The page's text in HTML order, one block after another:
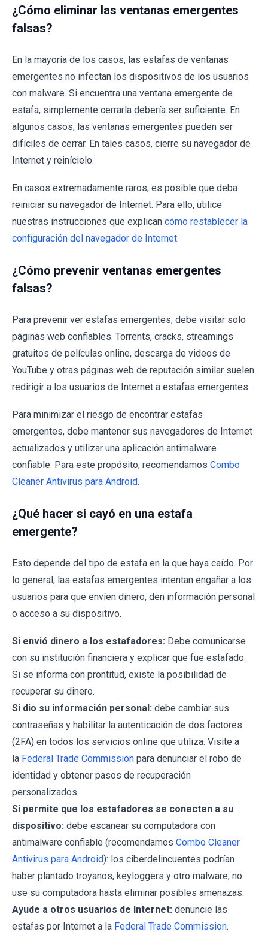
¿Cómo eliminar las ventanas emergentes
falsas?
En la mayoría de los casos, las estafas de ventanas
emergentes no infectan los dispositivos de los usuarios
con malware. Si encuentra una ventana emergente de
estafa, simplemente cerrarla debería ser suficiente. En
algunos casos, las ventanas emergentes pueden ser
difíciles de cerrar. En tales casos, cierre su navegador de
Internet y reinícielo.
En casos extremadamente raros, es posible que deba
reiniciar su navegador de Internet. Para ello, utilice
nuestras instrucciones que explican cómo restablecer la
configuración del navegador de Internet.
¿Cómo prevenir ventanas emergentes
falsas?
Para prevenir ver estafas emergentes, debe visitar solo
páginas web confiables. Torrents, cracks, streamings
gratuitos de películas online, descarga de videos de
YouTube y otras páginas web de reputación similar suelen
redirigir a los usuarios de Internet a estafas emergentes.
Para minimizar el riesgo de encontrar estafas
emergentes, debe mantener sus navegadores de Internet
actualizados y utilizar una aplicación antimalware
confiable. Para este propósito, recomendamos Combo
Cleaner Antivirus para Android.
¿Qué hacer si cayó en una estafa
emergente?
Esto depende del tipo de estafa en la que haya caído. Por
lo general, las estafas emergentes intentan engañar a los
usuarios para que envíen dinero, den información personal
o acceso a su dispositivo.
Si envió dinero a los estafadores: Debe comunicarse
con su institución financiera y explicar que fue estafado.
Si se informa con prontitud, existe la posibilidad de
recuperar su dinero.
Si dio su información personal: debe cambiar sus
contraseñas y habilitar la autenticación de dos factores
(2FA) en todos los servicios online que utiliza. Visite a
la Federal Trade Commission para denunciar el robo de
identidad y obtener pasos de recuperación
personalizados.
Si permite que los estafadores se conecten a su
dispositivo: debe escanear su computadora con
antimalware confiable (recomendamos Combo Cleaner
Antivirus para Android): los ciberdelincuentes podrían
haber plantado troyanos, keyloggers y otro malware, no
use su computadora hasta eliminar posibles amenazas.
Ayude a otros usuarios de Internet: denuncie las
estafas por Internet a la Federal Trade Commission.